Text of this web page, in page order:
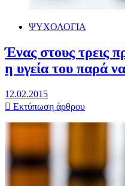
ΨΥΧΟΛΟΓΙΑ
Ένας στους τρεις
η υγεία του παρά
12.02.2015
Εκτύπωση άρθρου